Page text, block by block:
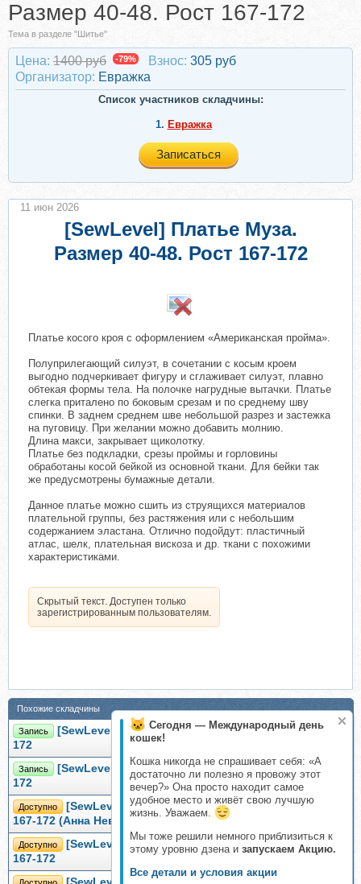
Сегодня — Международный день
кошек!
Кошка никогда не спрашивает себя: «А
достаточно ли полезно я провожу этот
вечер?» Она просто находит самое
удобное место и живёт свою лучшую
жизнь. Уважаем.
Мы тоже решили немного приблизиться к
этому уровню дзена и запускаем Акцию.
Все детали и условия акции
Размер 40-48. Рост 167-172
Тема в разделе "Шитье"
Цена: 1400 руб -79% Взнос: 305 руб
Организатор: Евражкa
Список участников складчины:
1. Евражкa
Записаться
[SewLevel] Платье Муза.
Размер 40-48. Рост 167-172
Платье косого кроя с оформлением «Американская пройма».
Полуприлегающий силуэт, в сочетании с косым кроем
выгодно подчеркивает фигуру и сглаживает силуэт, плавно
обтекая формы тела. На полочке нагрудные вытачки. Платье
слегка приталено по боковым срезам и по среднему шву
спинки. В заднем среднем шве небольшой разрез и застежка
на пуговицу. При желании можно добавить молнию.
Длина макси, закрывает щиколотку.
Платье без подкладки, срезы проймы и горловины
обработаны косой бейкой из основной ткани. Для бейки так
же предусмотрены бумажные детали.
Данное платье можно сшить из струящихся материалов
плательной группы, без растяжения или с небольшим
содержанием эластана. Отлично подойдут: пластичный
атлас, шелк, плательная вискоза и др. ткани с похожими
характеристиками.
Скрытый текст. Доступен только
зарегистрированным пользователям.
11 июн 2026
Похожие складчины
Запись
[SewLevel] Платье Лилиан. Размер 40-46. Рост 167-
172
Запись
[SewLevel] Платье Роуз. Размер 40-52. Рост 167-
172
Доступно
[SewLevel] Жакет Жаклин. Размер 42-46. Рост
167-172 (Анна Невская)
Доступно
[SewLevel] Жакет Тиффани. Размер 40-46. Рост
167-172